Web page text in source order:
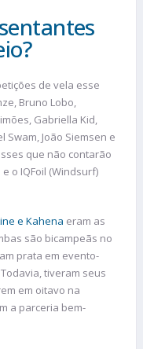
de vela esse
Bruno Lobo,
Gabriella Kid,
Swam, João Siemsen e
que não contarão
o IQFoil (Windsurf)
e Kahena eram as
são bicampeãs no
prata em evento-
tiveram seus
em oitavo na
a parceria bem-